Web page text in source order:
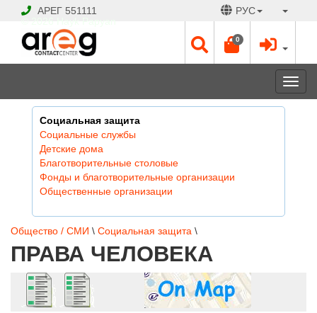
АРЕГ 551111 РУС
0
Социальная защита
Социальные службы
Детские дома
Благотворительные столовые
Фонды и благотворительные организации
Общественные организации
Общество / СМИ \ Социальная защита \
ПРАВА ЧЕЛОВЕКА